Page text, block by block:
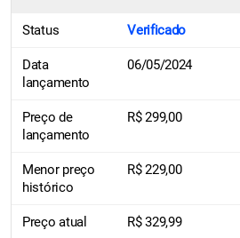
Status Verificado
Data
lançamento
06/05/2024
Preço de
lançamento
R$ 299,00
Menor preço
histórico
R$ 229,00
Preço atual R$ 329,99